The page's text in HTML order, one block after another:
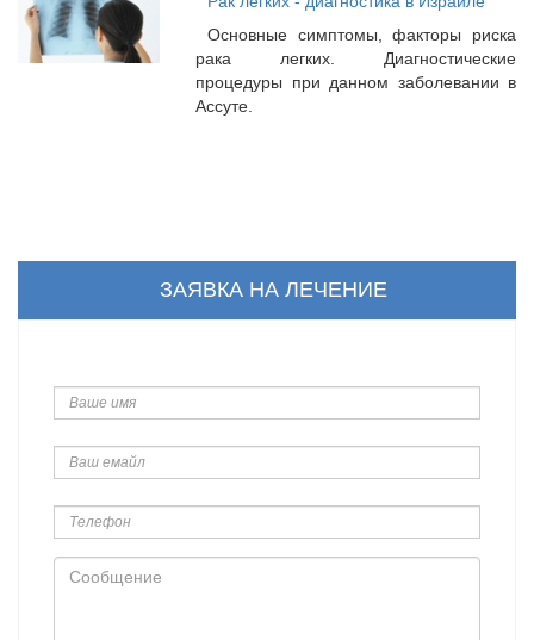
Основные симптомы, факторы риска
рака легких. Диагностические
процедуры при данном заболевании в
Ассуте.
ЗАЯВКА НА ЛЕЧЕНИЕ
имя
емайл
Сообщение